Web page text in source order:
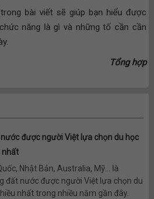
bài viết sẽ giúp bạn hiểu được
năng là gì và những tố cần cần
Tổng hợp
được người Việt lựa chọn du học
nhất
Nhật Bản, Australia, Mỹ… là
đất nước được người Việt lựa chọn du
nhất trong nhiều năm gần đây.